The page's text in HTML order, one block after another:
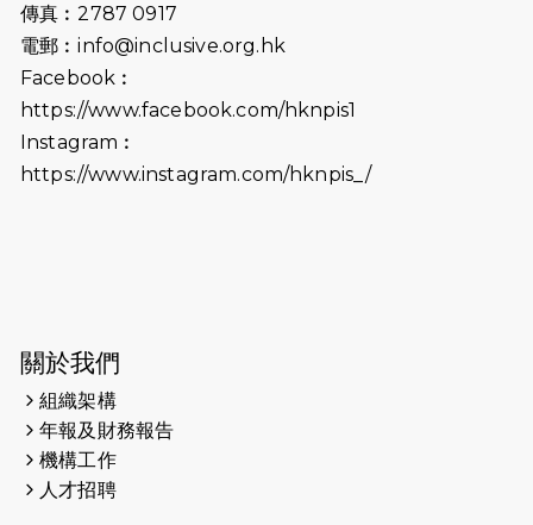
2026-06-25
（19:00開始）
2026-06-18
猛龍長跑隊恆常練習 - 6月18日
2026-06-11
猛龍長跑隊恆常練習 - 6月11日（19:00
2026-05-22
2026-05-21
傳真︰2787 0917
電郵︰info@inclusive.org.hk
Facebook︰
https://www.facebook.com/hknpis1
Instagram︰
https://www.instagram.com/hknpis_/
關於我們
組織架構
年報及財務報告
機構工作
人才招聘